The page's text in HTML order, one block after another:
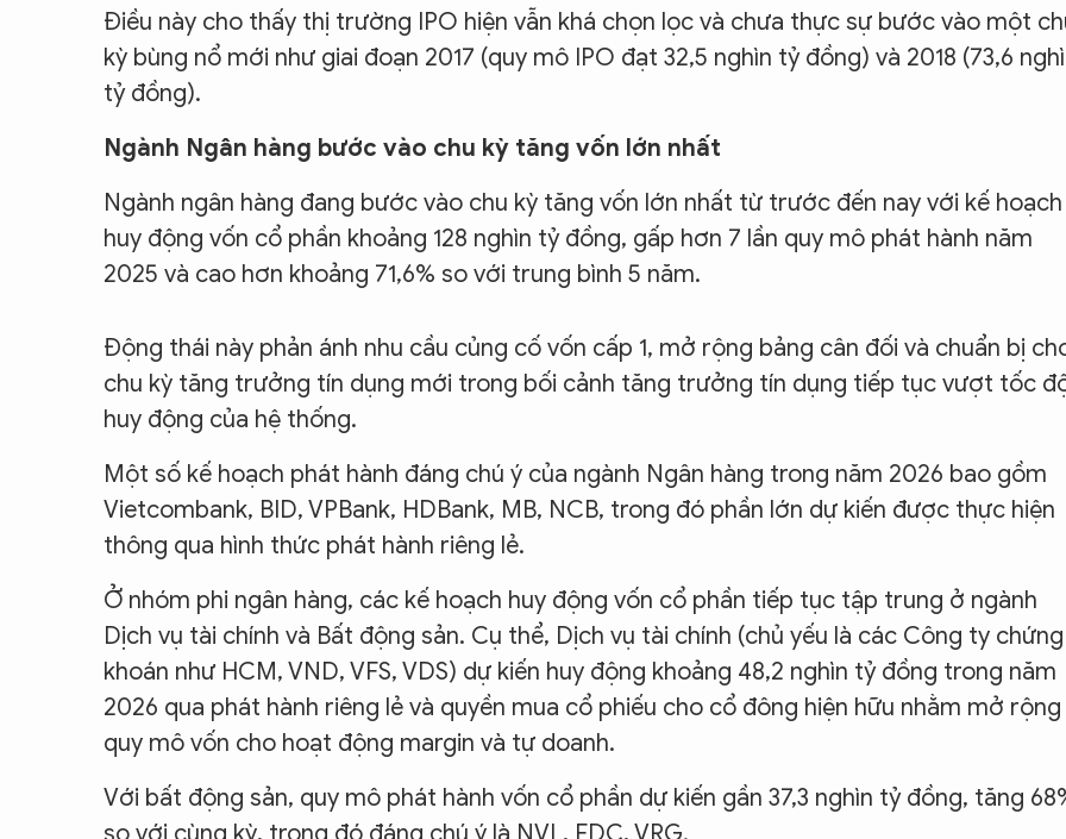
Điều này cho thấy thị trường IPO hiện vẫn khá chọn lọc và chưa thực sự bước vào một
kỳ bùng nổ mới như giai đoạn 2017 (quy mô IPO đạt 32,5 nghìn tỷ đồng) và 2018 (73,6
tỷ đồng).
Ngành Ngân hàng bước vào chu kỳ tăng vốn lớn nhất
Ngành ngân hàng đang bước vào chu kỳ tăng vốn lớn nhất từ trước đến nay với kế hoạch
huy động vốn cổ phần khoảng 128 nghìn tỷ đồng, gấp hơn 7 lần quy mô phát hành năm
2025 và cao hơn khoảng 71,6% so với trung bình 5 năm.
Động thái này phản ánh nhu cầu củng cố vốn cấp 1, mở rộng bảng cân đối và chuẩn bị
chu kỳ tăng trưởng tín dụng mới trong bối cảnh tăng trưởng tín dụng tiếp tục vượt tốc
huy động của hệ thống.
Một số kế hoạch phát hành đáng chú ý của ngành Ngân hàng trong năm 2026 bao gồm
Vietcombank, BID, VPBank, HDBank, MB, NCB, trong đó phần lớn dự kiến được thực hiện
thông qua hình thức phát hành riêng lẻ.
Ở nhóm phi ngân hàng, các kế hoạch huy động vốn cổ phần tiếp tục tập trung ở ngành
Dịch vụ tài chính và Bất động sản. Cụ thể, Dịch vụ tài chính (chủ yếu là các Công ty chứng
khoán như HCM, VND, VFS, VDS) dự kiến huy động khoảng 48,2 nghìn tỷ đồng trong năm
2026 qua phát hành riêng lẻ và quyền mua cổ phiếu cho cổ đông hiện hữu nhằm mở rộng
quy mô vốn cho hoạt động margin và tự doanh.
Với bất động sản, quy mô phát hành vốn cổ phần dự kiến gần 37,3 nghìn tỷ đồng, tăng